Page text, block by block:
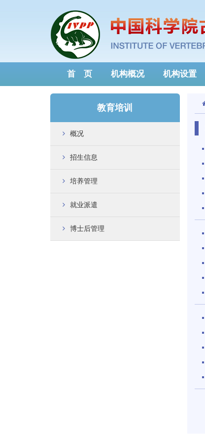
首 页 机构概况 机构设置
教育培训
概况
招生信息
培养管理
就业派遣
博士后管理